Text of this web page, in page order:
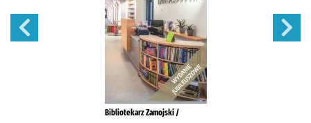
Bibliotekarz Zamojski /